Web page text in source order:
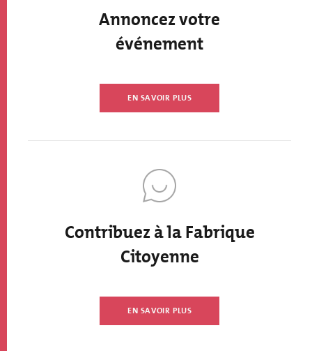
Annoncez votre
événement
EN SAVOIR PLUS
Contribuez à la Fabrique
Citoyenne
EN SAVOIR PLUS